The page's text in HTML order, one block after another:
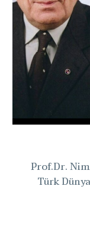
Kültürüne
Hizmet
Ödülü’ne
Layık
Görüldü
Prof.Dr.
Türk